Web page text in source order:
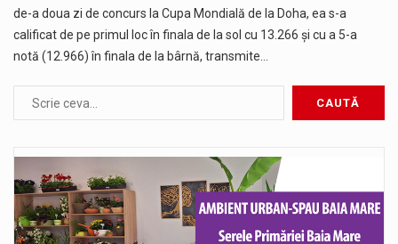
de-a doua zi de concurs la Cupa Mondială de la Doha, ea s-a
calificat de pe primul loc în finala de la sol cu 13.266 și cu a 5-a
notă (12.966) în finala de la bârnă, transmite…